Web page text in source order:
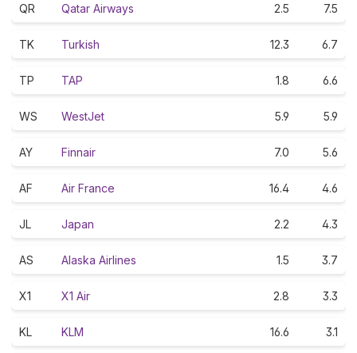
QR Qatar Airways 2.5 7.5
TK Turkish 12.3 6.7
TP TAP 1.8 6.6
WS WestJet 5.9 5.9
AY Finnair 7.0 5.6
AF Air France 16.4 4.6
JL Japan 2.2 4.3
AS Alaska Airlines 1.5 3.7
X1 X1 Air 2.8 3.3
KL KLM 16.6 3.1